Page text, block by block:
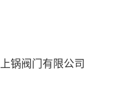
上锅阀门有限公司